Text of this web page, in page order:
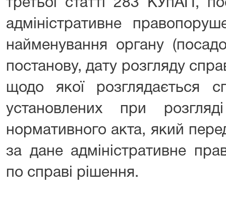
третьої статті 283 КУпАП,
адміністративне
найменування органу
постанову, дату розгляду
щодо якої розглядається
установлених при
нормативного акта, який
за дане адміністративне
по справі рішення.